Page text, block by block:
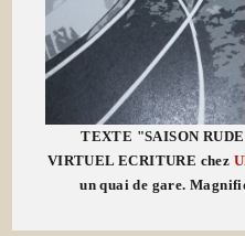
TEXTE "SAISON
VIRTUEL ECRITURE chez
un quai de gare.